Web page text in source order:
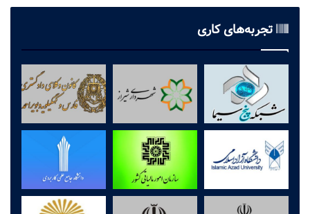
تجربه‌های کاری